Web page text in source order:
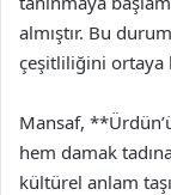
almıştır. Bu
çeşitliliğini ortaya
Mansaf,
hem damak
kültürel anlam